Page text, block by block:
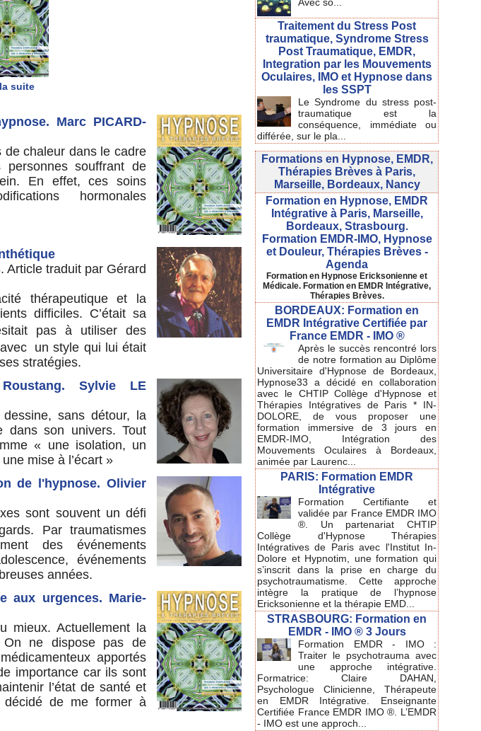
suite
Marc PICARD-
chaleur dans le cadre
personnes souffrant de
En effet, ces soins
hormonales
Article traduit par Gérard
thérapeutique et la
difficiles. C’était sa
pas à utiliser des
un style qui lui était
stratégies.
Sylvie LE
sans détour, la
dans son univers. Tout
« une isolation, un
mise à l’écart »
de l'hypnose. Olivier
sont souvent un défi
Par traumatismes
des événements
événements
années.
aux urgences. Marie-
mieux. Actuellement la
On ne dispose pas de
apportés
importance car ils sont
l’état de santé et
décidé de me former à
Traitement du Stress Post
traumatique, Syndrome Stress
Post Traumatique, EMDR,
Integration par les Mouvements
Oculaires, IMO et Hypnose dans
les SSPT
Le Syndrome du stress post-
traumatique est la
conséquence, immédiate ou
différée, sur le pla...
Formations en Hypnose, EMDR,
Thérapies Brèves à Paris,
Marseille, Bordeaux, Nancy
Formation en Hypnose, EMDR
Intégrative à Paris, Marseille,
Bordeaux, Strasbourg.
Formation EMDR-IMO, Hypnose
et Douleur, Thérapies Brèves -
Agenda
Formation en Hypnose Ericksonienne et
Médicale. Formation en EMDR Intégrative,
Thérapies Brèves.
BORDEAUX: Formation en
EMDR Intégrative Certifiée par
France EMDR - IMO ®
Après le succès rencontré lors
de notre formation au Diplôme
Universitaire d'Hypnose de Bordeaux,
Hypnose33 a décidé en collaboration
avec le CHTIP Collège d'Hypnose et
Thérapies Intégratives de Paris * IN-
DOLORE, de vous proposer une
formation immersive de 3 jours en
EMDR-IMO, Intégration des
Mouvements Oculaires à Bordeaux,
animée par Laurenc...
PARIS: Formation EMDR
Intégrative
Formation Certifiante et
validée par France EMDR IMO
®. Un partenariat CHTIP
Collège d'Hypnose Thérapies
Intégratives de Paris avec l'Institut In-
Dolore et Hypnotim, une formation qui
s’inscrit dans la prise en charge du
psychotraumatisme. Cette approche
intègre la pratique de l’hypnose
Ericksonienne et la thérapie EMD...
STRASBOURG: Formation en
EMDR - IMO ® 3 Jours
Formation EMDR - IMO :
Traiter le psychotrauma avec
une approche intégrative.
Formatrice: Claire DAHAN,
Psychologue Clinicienne, Thérapeute
en EMDR Intégrative. Enseignante
Certifiée France EMDR IMO ®. L’EMDR
- IMO est une approch...